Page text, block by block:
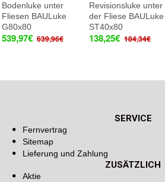
Bodenluke unter
Fliesen BAULuke
G80x80
539,97€ 639,96€
Revisionsluke unter
der Fliese BAULuke
ST40x80
138,25€ 184,34€
SERVICE
Fernvertrag
Sitemap
Lieferung und Zahlung
ZUSÄTZLICH
Aktie